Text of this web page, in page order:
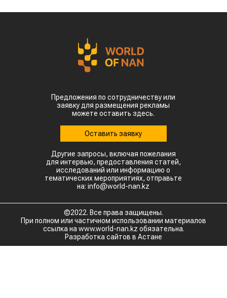
Предложения по сотрудничеству или
заявку для размещения рекламы
можете оставить здесь.
Оставить заявку
Другие запросы, включая пожелания
для интервью, предоставления статей,
исследований или информацию о
тематических мероприятиях, отправьте
на: info@world-nan.kz
©2022. Все права защищены.
При полном или частичном использовании материалов
ссылка на www.world-nan.kz обязательна.
Разработка сайтов в Астане